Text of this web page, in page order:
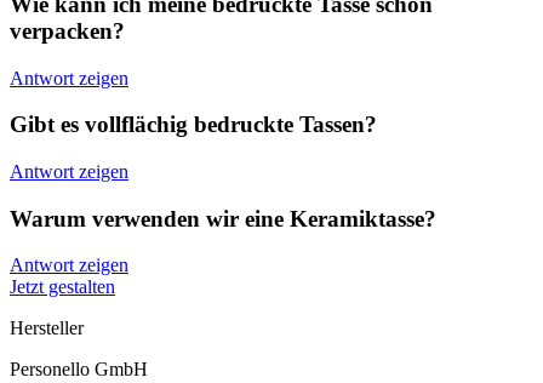
verpacken?
Antwort zeigen
Gibt es vollflächig bedruckte Tassen?
Antwort zeigen
Warum verwenden wir eine Keramiktasse?
Antwort zeigen
Jetzt gestalten
Hersteller
Personello GmbH